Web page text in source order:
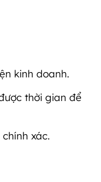
kinh doanh.
thời gian để
xác.